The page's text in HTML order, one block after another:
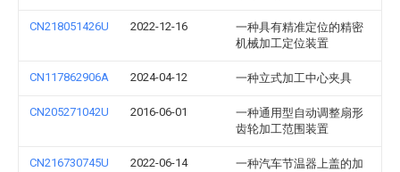
CN218051426U 2022-12-16
一种具有精准定位的精密
机械加工定位装置
CN117862906A 2024-04-12 一种立式加工中心夹具
CN205271042U 2016-06-01
一种通用型自动调整扇形
齿轮加工范围装置
CN216730745U 2022-06-14
一种汽车节温器上盖的加